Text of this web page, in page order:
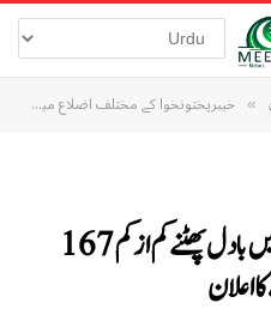
» خیبرپختونخوا کے مختلف اضلاع میں بادل پھٹنے کم ازکم 167 افراد جاں بحق کل سوگ منانے کا اعلان
خیبرپختونخوا کے مختلف اضلاع میں بادل پھٹنے کم ازکم 167
اعلان